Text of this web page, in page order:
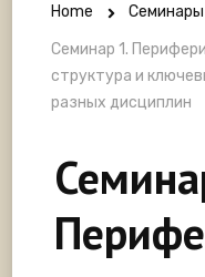
Home
Семинары
Семинар 1.
структура и
разных дисциплин